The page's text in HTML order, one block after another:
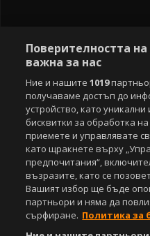
Поверителността
важна за нас
Ние и нашите1019
получаваме достъп до
устройство, като
бисквитки за обработка
приемете и управлявате
като щракнете върху
предпочитания“,
възразите, като се
Вашият избор ще бъде
партньори и няма да
сърфиране. Политика за